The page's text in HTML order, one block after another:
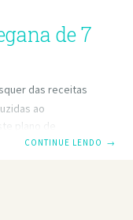
de 7
das receitas
ao
plano de
variedade de
CONTINUE LENDO →